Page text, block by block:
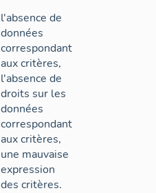
l'absence de
données
correspondant
aux critères,
l'absence de
droits sur les
données
correspondant
aux critères,
une mauvaise
expression
des critères.